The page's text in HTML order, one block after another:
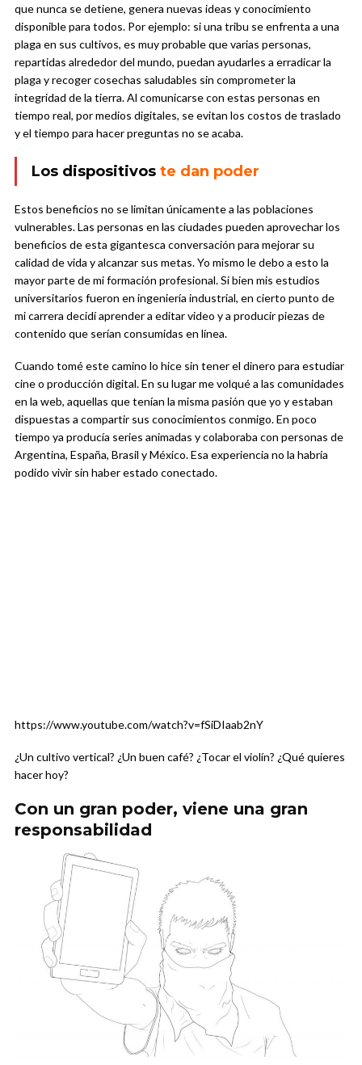
que nunca se detiene, genera nuevas ideas y conocimiento
disponible para todos. Por ejemplo: si una tribu se enfrenta a una
plaga en sus cultivos, es muy probable que varias personas,
repartidas alrededor del mundo, puedan ayudarles a erradicar la
plaga y recoger cosechas saludables sin comprometer la
integridad de la tierra. Al comunicarse con estas personas en
tiempo real, por medios digitales, se evitan los costos de traslado
y el tiempo para hacer preguntas no se acaba.
Los dispositivos te dan poder
Estos beneficios no se limitan únicamente a las poblaciones
vulnerables. Las personas en las ciudades pueden aprovechar los
beneficios de esta gigantesca conversación para mejorar su
calidad de vida y alcanzar sus metas. Yo mismo le debo a esto la
mayor parte de mi formación profesional. Si bien mis estudios
universitarios fueron en ingeniería industrial, en cierto punto de
mi carrera decidí aprender a editar video y a producir piezas de
contenido que serían consumidas en línea.
Cuando tomé este camino lo hice sin tener el dinero para estudiar
cine o producción digital. En su lugar me volqué a las comunidades
en la web, aquellas que tenían la misma pasión que yo y estaban
dispuestas a compartir sus conocimientos conmigo. En poco
tiempo ya producía series animadas y colaboraba con personas de
Argentina, España, Brasil y México. Esa experiencia no la habría
podido vivir sin haber estado conectado.
https://www.youtube.com/watch?v=fSiDIaab2nY
¿Un cultivo vertical? ¿Un buen café? ¿Tocar el violín? ¿Qué quieres
hacer hoy?
Con un gran poder, viene una gran
responsabilidad